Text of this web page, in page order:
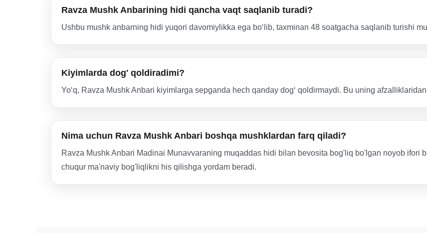
Ravza Mushk Anbarining hidi qancha vaqt saqlanib turadi?
Ushbu mushk anbarning hidi yuqori davomiylikka ega bo‘lib, taxminan 48 soatgacha saqlanib turishi
Kiyimlarda dog' qoldiradimi?
Yo‘q, Ravza Mushk Anbari kiyimlarga sepganda hech qanday dog‘ qoldirmaydi. Bu uning
Nima uchun Ravza Mushk Anbari boshqa mushklardan farq qiladi?
Ravza Mushk Anbari Madinai Munavvaraning muqaddas hidi bilan bevosita bog'liq bo'lgan noyob ifori
chuqur ma'naviy bog'liqlikni his qilishga yordam beradi.